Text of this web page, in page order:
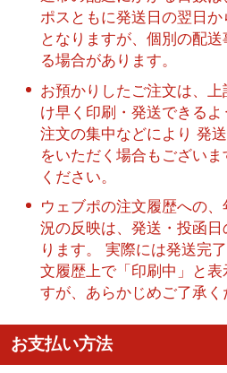
ポスともに発送日の翌日
となりますが、個別の配
る場合があります。
お預かりしたご注文は、
け早く印刷・発送できるよ
注文の集中などにより 発
をいただく場合もござい
ください。
ウェブポの注文履歴への
況の反映は、発送・投函
ります。 実際には発送完
文履歴上で「印刷中」と表
すが、あらかじめご了承く
お支払い方法